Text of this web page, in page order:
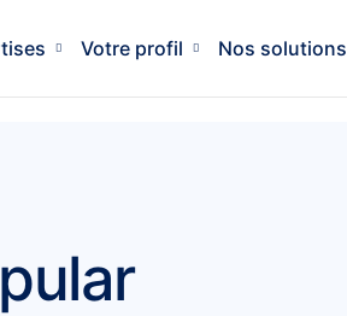
Votre profil Nos solutions